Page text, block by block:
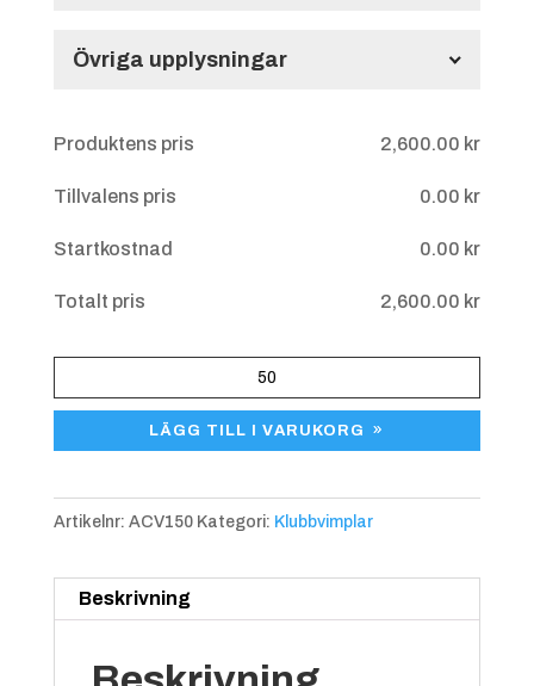
Övriga upplysningar
Produktens pris 2,600.00 kr
Tillvalens pris 0.00 kr
Startkostnad 0.00 kr
Totalt pris 2,600.00 kr
ACV1
LÄGG TILL I VARUKORG
Artikelnr: ACV150 Kategori: Klubbvimplar
Beskrivning